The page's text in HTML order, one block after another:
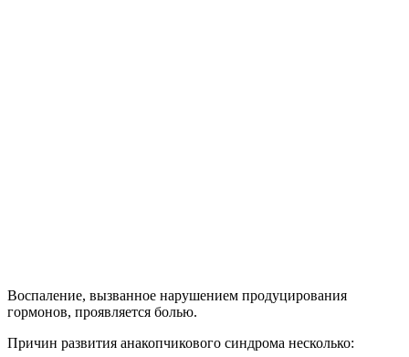
Воспаление, вызванное нарушением продуцирования
гормонов, проявляется болью.
Причин развития анакопчикового синдрома несколько: